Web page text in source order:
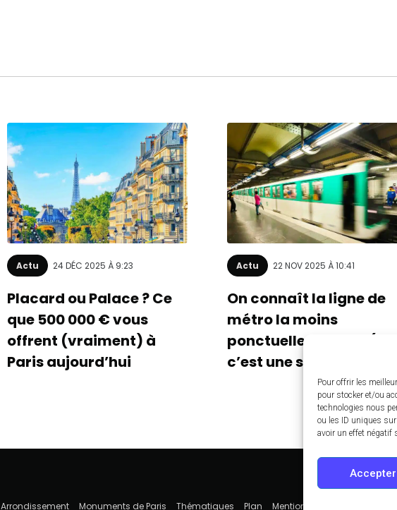
Pour offrir les
pour stocker et/ou
technologies nous
ou les ID uniques
avoir un effet négatif
Accepter
Actu 24 DÉC 2025 À 9:23
Placard ou Palace ? Ce
que 500 000 € vous
offrent (vraiment) à
Paris aujourd’hui
Actu 22 NOV 2025 À 10:41
On connaît la ligne de
métro la moins
ponctuelle de Paris (et
c’est une surprise) !
Arrondissement Monuments de Paris Thématiques Plan Mentions légales